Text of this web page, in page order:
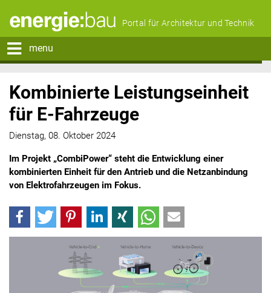
Portal für Architektur und Technik
menu
Kombinierte Leistungseinheit
für E-Fahrzeuge
Dienstag, 08. Oktober 2024
Im Projekt „CombiPower“ steht die Entwicklung einer
kombinierten Einheit für den Antrieb und die Netzanbindung
von Elektrofahrzeugen im Fokus.